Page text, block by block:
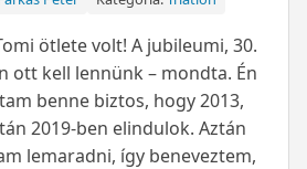
ötlete volt! A jubileumi, 30.
ott kell lennünk – mondta. Én
benne biztos, hogy 2013,
2019-ben elindulok. Aztán
lemaradni, így beneveztem,